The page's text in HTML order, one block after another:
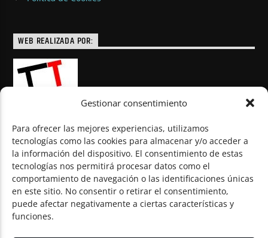
Gestionar consentimiento
Para ofrecer las mejores experiencias, utilizamos
tecnologías como las cookies para almacenar y/o acceder a
la información del dispositivo. El consentimiento de estas
tecnologías nos permitirá procesar datos como el
comportamiento de navegación o las identificaciones únicas
en este sitio. No consentir o retirar el consentimiento,
puede afectar negativamente a ciertas características y
funciones.
WEB REALIZADA POR:
© Todos los derechos reservados